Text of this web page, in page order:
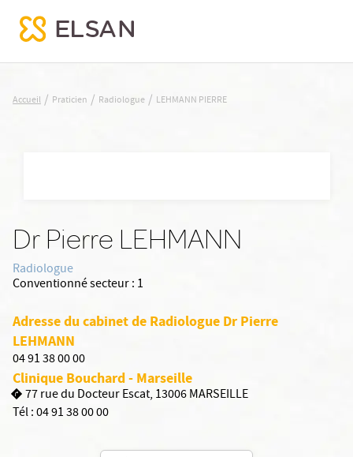
LEHMANN PIERRE
Accueil / Praticien / Radiologue / LEHMANN PIERRE
Dr Pierre LEHMANN
Radiologue
Conventionné secteur : 1
Adresse du cabinet de Radiologue Dr Pierre
LEHMANN
04 91 38 00 00
Clinique Bouchard - Marseille
77 rue du Docteur Escat, 13006 MARSEILLE
Tél :04 91 38 00 00